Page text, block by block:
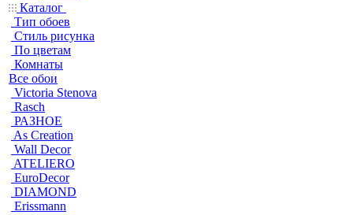
Каталог
Тип обоев
Стиль рисунка
По цветам
Комнаты
Все обои
Victoria Stenova
Rasch
РАЗНОЕ
As Creation
Wall Decor
ATELIERO
EuroDecor
DIAMOND
Erissmann